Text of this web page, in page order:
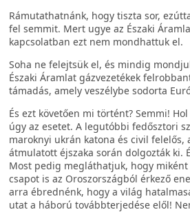
Rámutathatnánk, hogy tiszta sor,
fel semmit. Mert ugye az Északi
kapcsolatban ezt nem mondhattuk el.
Soha ne felejtsük el, és mindig
Északi Áramlat gázvezetékek
támadás, amely veszélybe sodorta
És ezt követően mi történt? Semmi!
úgy az esetet. A legutóbbi fedősztori
maroknyi ukrán katona és civil felelős,
átmulatott éjszaka során dolgozták ki.
Most pedig megláthatjuk, hogy
csapot is az Oroszországból érkező
arra ébrednénk, hogy a világ
utat a háború továbbterjedése elől!